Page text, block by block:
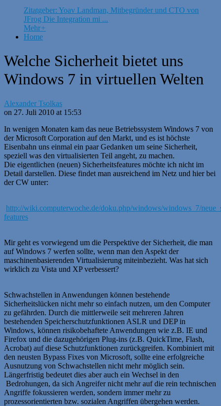
Zitatgeber: Yoav Landman, Mitbegründer und CTO von
JFrog Die Integration mi ...
Mehr+
Home
Welche Sicherheit bietet uns
Windows 7 in virtuellen Welten
Alexander Tsolkas
on 27. Juli 2010 at 15:53
In wenigen Monaten kam das neue Betriebssystem Windows 7 von
der Microsoft Corporation auf den Markt, und es ist höchste
Eisenbahn uns einmal ein paar Gedanken um seine Sicherheit,
speziell was den virtualisierten Teil angeht, zu machen.
Die eigentlichen (neuen) Sicherheitsfeatures möchte ich nicht im
Detail darstellen. Diese findet man ausreichend im Netz und hier bei
der CW unter:
http://wiki.computerwoche.de/doku.php/windows/windows_7/
features
Mir geht es vorwiegend um die Perspektive der Sicherheit, die man
auf Windows 7 werfen sollte, wenn man den Aspekt der
maschinenbasierenden Virtualisierung miteinbezieht. Was hat sich
wirklich zu Vista und XP verbessert?
Schwachstellen in Anwendungen können bestehende
Sicherheitslücken nicht mehr so einfach nutzen, um den Computer
zu gefährden. Durch die mittlerweile seit mehreren Jahren
bestehenden Speicherschutzfunktionen ASLR und DEP in
Windows, können risikobehaftete Anwendungen wie z.B. IE und
Firefox und die dazugehörigen Plug-ins (z.B. QuickTime, Flash,
Acrobat) auf diese Schutzfunktionen zurückgreifen. Kombiniert mit
den neusten Bypass Fixes von Microsoft, sollte eine erfolgreiche
Ausnutzung von Schwachstellen nicht mehr möglich sein.
Längerfristig bedeutet dies aber auch ein Wechsel in den
Bedrohungen, da sich Angreifer nicht mehr auf die rein technischen
Angriffe fokussieren werden, sondern immer mehr zu
prozessorientierten bzw. sozialen Angriffen übergehen werden.